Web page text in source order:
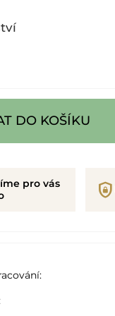
DO KOŠÍKU
pro vás
shield_lock